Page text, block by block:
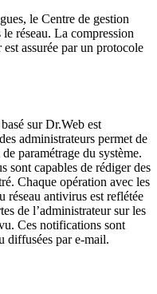
le Centre de gestion
réseau. La compression
assurée par un protocole
sur Dr.Web est
administrateurs permet de
paramétrage du système.
sont capables de rédiger des
Chaque opération avec les
réseau antivirus est reflétée
de l’administrateur sur les
Ces notifications sont
diffusées par e-mail.